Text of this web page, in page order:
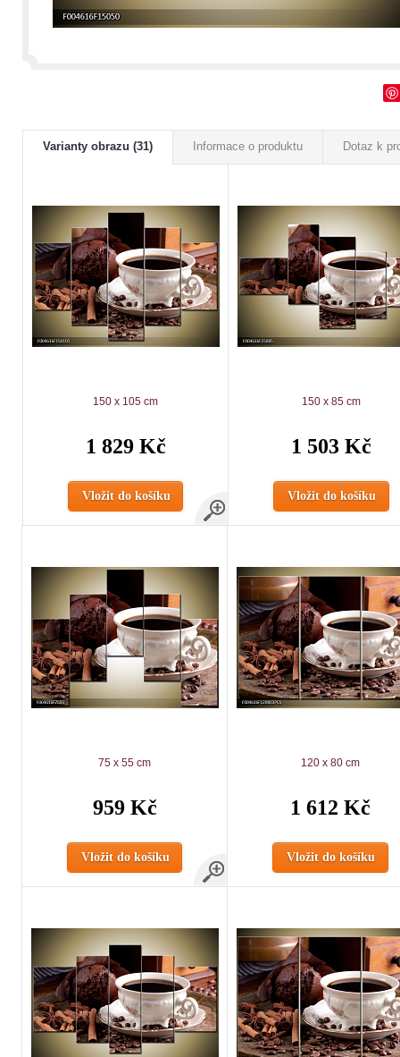
Varianty obrazu (31) Informace o produktu Dotaz k
150 x 105 cm
1 829 Kč
Vložit do košíku
150 x 85 cm
1 503 Kč
Vložit do košíku
75 x 55 cm
959 Kč
Vložit do košíku
120 x 80 cm
1 612 Kč
Vložit do košíku